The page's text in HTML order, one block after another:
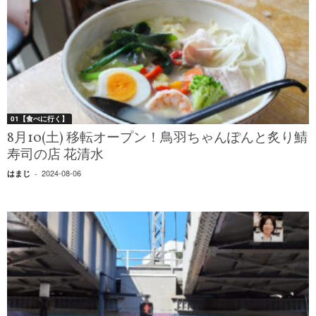
01【食べに行く】
8月10(土) 移転オープン！鳥羽ちゃんぽんと炙り鯖
寿司の店 花清水
はまじ - 2024-08-06